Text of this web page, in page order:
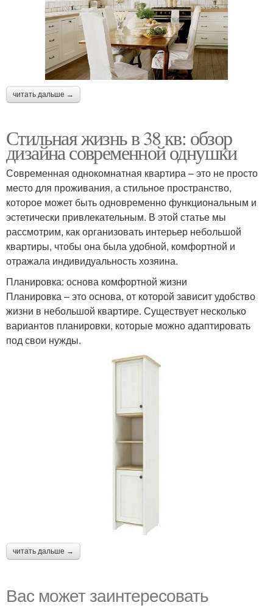
читать дальше →
Стильная жизнь в 38 кв: обзор
дизайна современной однушки
Современная однокомнатная квартира – это не просто
место для проживания, а стильное пространство,
которое может быть одновременно функциональным и
эстетически привлекательным. В этой статье мы
рассмотрим, как организовать интерьер небольшой
квартиры, чтобы она была удобной, комфортной и
отражала индивидуальность хозяина.
Планировка: основа комфортной жизни
Планировка – это основа, от которой зависит удобство
жизни в небольшой квартире. Существует несколько
вариантов планировки, которые можно адаптировать
под свои нужды.
читать дальше →
Вас может заинтересовать